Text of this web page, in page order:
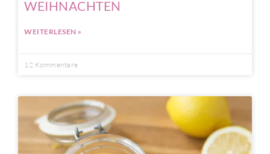
WEIHNACHTEN
WEITERLESEN »
12 Kommentare